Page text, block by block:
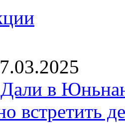
в
встретить